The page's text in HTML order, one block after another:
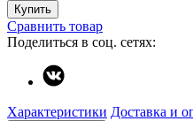
Купить
Сравнить товар
Поделиться в соц. сетях:
Характеристики Доставка и